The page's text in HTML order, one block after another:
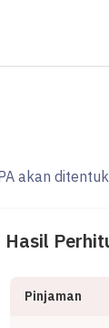
akan
Hasil
Pinjaman